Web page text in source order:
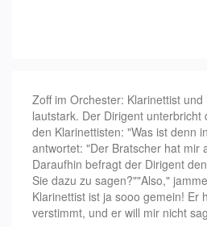
Zoff im Orchester: Klarinettist
lautstark. Der Dirigent unterbricht
den Klarinettisten: "Was ist denn
antwortet: "Der Bratscher hat mir
Daraufhin befragt der Dirigent
Sie dazu zu sagen?""Also,"
Klarinettist ist ja sooo gemein! Er
verstimmt, und er will mir nicht